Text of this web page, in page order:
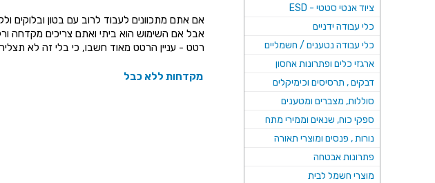
אם אתם מתכוונים לעבוד לרוב עם בטון ובלוקים
אבל אם השימוש הוא ביתי ואתם צריכים מקדחה
רטט - עניין הרטט מאוד חשבו, כי בלי זה לא
מקדחות ללא כבל
ציוד אנטי סטטי - ESD
כלי עבודה ידניים
כלי עבודה נטענים / חשמליים
ארגזי כלים ופתרונות אחסון
דבקים , תרסיסים וכימיקלים
סוללות, מצברים ומטענים
ספקי כוח, שנאים וממירי מתח
נורות , פנסים ומוצרי תאורה
פתרונות אבטחה
מוצרי חשמל לבית